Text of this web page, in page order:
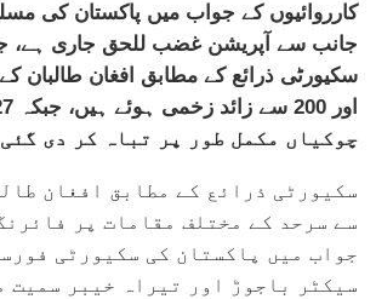
کارروائیوں کے جواب میں پاکستان کی
جانب سے آپریشن غضب للحق جاری ہے،
چوکیاں مکمل طور پر تباہ کر دی
سکیورٹی ذرائع کے مطابق افغان
سے سرحد کے مختلف مقامات پر
جواب میں پاکستان کی سکیورٹی
سیکٹر باجوڑ اور تیراہ خیبر سمیت